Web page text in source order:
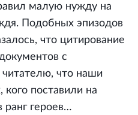
малую нужду на
Подобных эпизодов
что цитирование
с
что наши
кого поставили на
ранг героев…